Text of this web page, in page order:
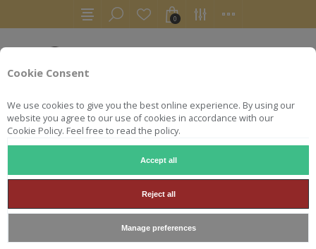
Cookie Consent
We use cookies to give you the best online experience. By using our
website you agree to our use of cookies in accordance with our
Cookie Policy. Feel free to read the policy.
Accept all
Reject all
Manage preferences
0
HSE